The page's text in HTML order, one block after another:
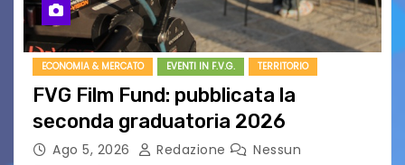
ECONOMIA & MERCATO EVENTI IN F.V.G. TERRITORIO
FVG Film Fund: pubblicata la
seconda graduatoria 2026
Ago 5, 2026 Redazione
Nessun